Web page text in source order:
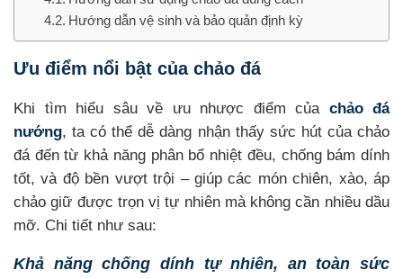
Hướng dẫn vệ sinh và bảo quản định kỳ
Ưu điểm nổi bật của chảo đá
Khi tìm hiểu sâu về ưu nhược điểm của chảo đá
nướng, ta có thể dễ dàng nhận thấy sức hút của chảo
đá đến từ khả năng phân bổ nhiệt đều, chống bám dính
tốt, và độ bền vượt trội – giúp các món chiên, xào, áp
chảo giữ được trọn vị tự nhiên mà không cần nhiều dầu
mỡ. Chi tiết như sau:
Khả năng chống dính tự nhiên, an toàn sức